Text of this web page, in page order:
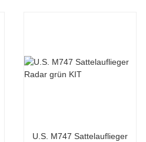
U.S. M747 Sattelauflieger